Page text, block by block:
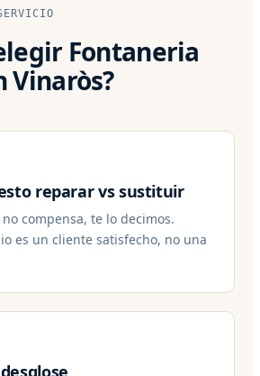
Fontaneria
Vinaròs?
reparar vs sustituir
compensa, te lo decimos.
es un cliente satisfecho, no una